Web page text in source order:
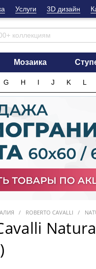
Услуги 3D дизайн
Мозаика
G H I J K L
ROBERTO CAVALLI